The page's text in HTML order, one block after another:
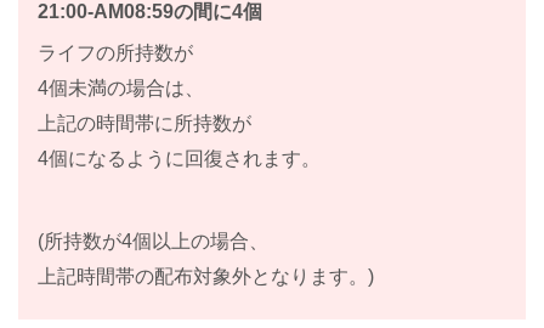
21:00-AM08:59の間に4個
ライフの所持数が
4個未満の場合は、
上記の時間帯に所持数が
4個になるように回復されます。
(所持数が4個以上の場合、
上記時間帯の配布対象外となります。)